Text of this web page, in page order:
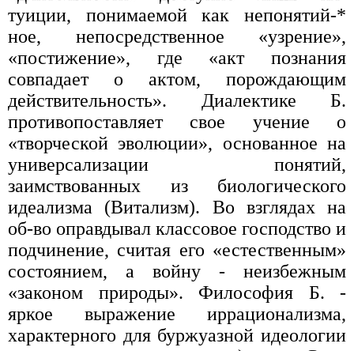
туиции, понимаемой как непонятий-*
ное, непосредственное «узрение»,
«постижение», где «акт познания
совпадает о актом, порождающим
действительность». Диалектике Б.
противопоставляет свое учение о
«творческой эволюции», основанное на
универсализации понятий,
заимствованных из биологического
идеализма (Витализм). Во взглядах на
об-во оправдывал классовое господство и
подчинение, считая его «естественным»
состоянием, а войну - неизбежным
«законом природы». Философия Б. -
яркое выражение иррационализма,
характерного для буржуазной идеологии